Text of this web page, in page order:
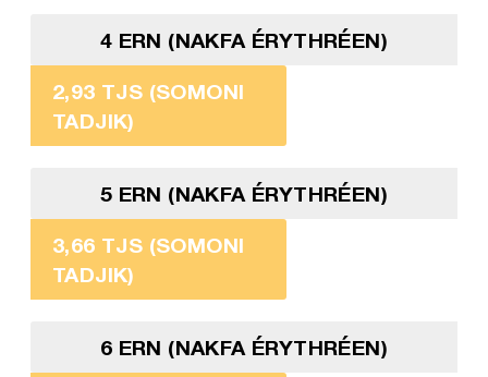
4 ERN (NAKFA ÉRYTHRÉEN)
2,93 TJS (SOMONI
TADJIK)
5 ERN (NAKFA ÉRYTHRÉEN)
3,66 TJS (SOMONI
TADJIK)
6 ERN (NAKFA ÉRYTHRÉEN)